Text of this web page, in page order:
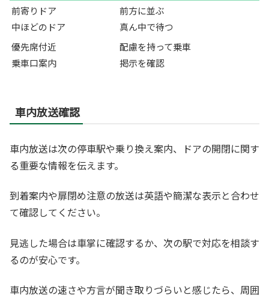
前寄りドア
中ほどのドア
前方に並ぶ
真ん中で待つ
優先席付近
乗車口案内
配慮を持って乗車
掲示を確認
車内放送確認
車内放送は次の停車駅や乗り換え案内、ドアの開閉に関す
る重要な情報を伝えます。
到着案内や扉閉め注意の放送は英語や簡潔な表示と合わせ
て確認してください。
見逃した場合は車掌に確認するか、次の駅で対応を相談す
るのが安心です。
車内放送の速さや方言が聞き取りづらいと感じたら、周囲